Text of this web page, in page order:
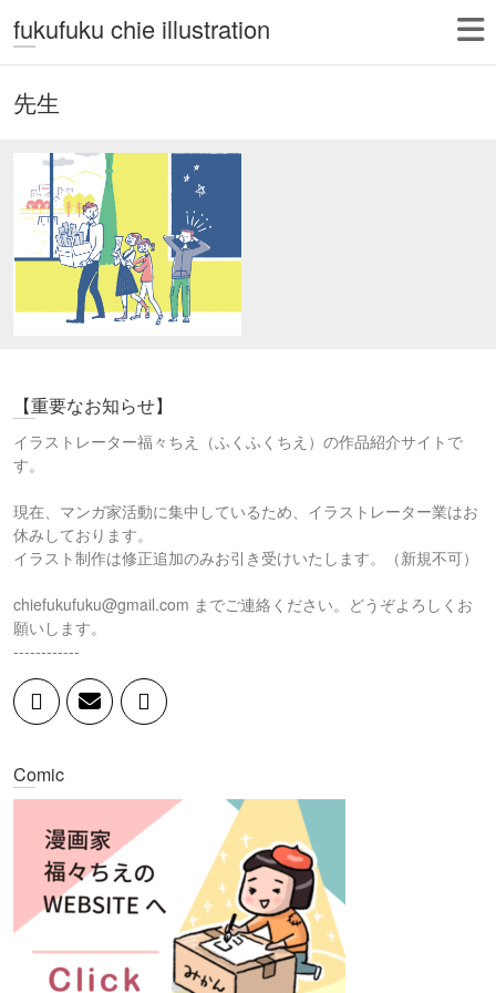
fukufuku chie illustration
先生
【重要なお知らせ】
イラストレーター福々ちえ（ふくふくちえ）の作品紹介サイトで
す。
現在、マンガ家活動に集中しているため、イラストレーター業はお
休みしております。
イラスト制作は修正追加のみお引き受けいたします。（新規不可）
chiefukufuku@gmail.com までご連絡ください。どうぞよろしくお
願いします。
------------
Comic